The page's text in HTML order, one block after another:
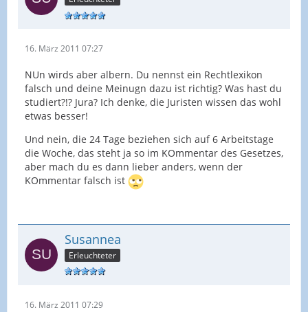
16. März 2011 07:27
NUn wirds aber albern. Du nennst ein Rechtlexikon
falsch und deine Meinugn dazu ist richtig? Was hast du
studiert?!? Jura? Ich denke, die Juristen wissen das wohl
etwas besser!
Und nein, die 24 Tage beziehen sich auf 6 Arbeitstage
die Woche, das steht ja so im KOmmentar des Gesetzes,
aber mach du es dann lieber anders, wenn der
KOmmentar falsch ist
Susannea
Erleuchteter
16. März 2011 07:29